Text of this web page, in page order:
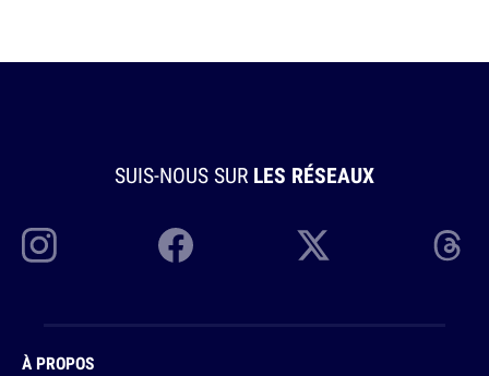
SUIS-NOUS SUR LES RÉSEAUX
À PROPOS